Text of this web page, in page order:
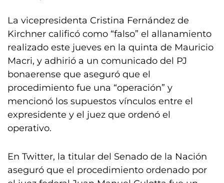
La vicepresidenta Cristina Fernández de
Kirchner calificó como “falso” el allanamiento
realizado este jueves en la quinta de Mauricio
Macri, y adhirió a un comunicado del PJ
bonaerense que aseguró que el
procedimiento fue una “operación” y
mencionó los supuestos vínculos entre el
expresidente y el juez que ordenó el
operativo.
En Twitter, la titular del Senado de la Nación
aseguró que el procedimiento ordenado por